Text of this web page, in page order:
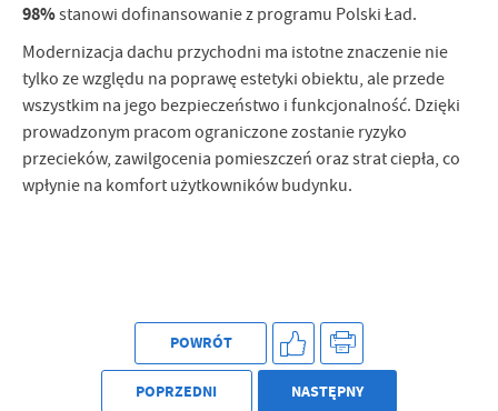
98%stanowi dofinansowanie z programu Polski Ład.
Modernizacja dachu przychodni ma istotne znaczenie nie
tylko ze względu na poprawę estetyki obiektu, ale przede
wszystkim na jego bezpieczeństwo i funkcjonalność. Dzięki
prowadzonym pracom ograniczone zostanie ryzyko
przecieków, zawilgocenia pomieszczeń oraz strat ciepła, co
wpłynie na komfort użytkowników budynku.
POWRÓT
POPRZEDNI NASTĘPNY